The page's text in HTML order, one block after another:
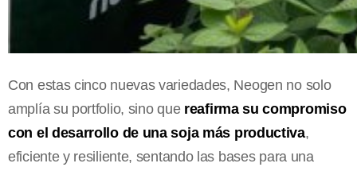
Con estas cinco nuevas variedades, Neogen no solo
amplía su portfolio, sino que reafirma su compromiso
con el desarrollo de una soja más productiva,
eficiente y resiliente, sentando las bases para una